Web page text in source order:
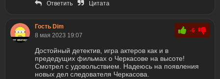
Ответить Цитата
Гость Dim
8 мая 2023 19:07
-6
Достойный детектив, игра актеров как и в
предедущих фильмах о Черкасове на высоте!
Смотрел с удовольствием. Надеюсь на появления
новых дел следователя Черкасова.